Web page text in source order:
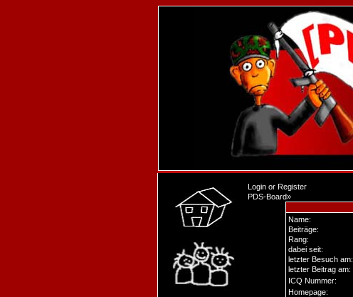
Login or Register
PDS-Board»
Name:
Beiträge:
Rang:
dabei seit:
letzter Besuch am:
letzter Beitrag am:
ICQ Nummer:
Homepage: